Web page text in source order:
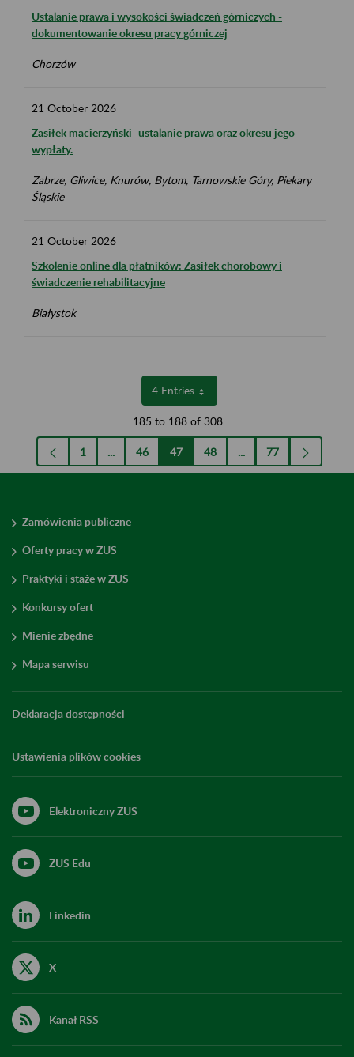
Ustalanie prawa i wysokości świadczeń górniczych -
dokumentowanie okresu pracy górniczej
Chorzów
21 October 2026
Zasiłek macierzyński- ustalanie prawa oraz okresu jego
wypłaty.
Zabrze, Gliwice, Knurów, Bytom, Tarnowskie Góry, Piekary
Śląskie
21 October 2026
Szkolenie online dla płatników: Zasiłek chorobowy i
świadczenie rehabilitacyjne
Białystok
4 EntriesPer Page
185 to 188 of 308.
Page
1 ...
Intermediate Pages Use TAB to navigate.
Page
46
Page
47
Page
48 ...
Intermediate Pages
Page
77
Zamówienia publiczne
Oferty pracy w ZUS
Praktyki i staże w ZUS
Konkursy ofert
Mienie zbędne
Mapa serwisu
Deklaracja dostępności
Ustawienia plików cookies
Elektroniczny ZUS
ZUS Edu
Linkedin
X
Kanał RSS